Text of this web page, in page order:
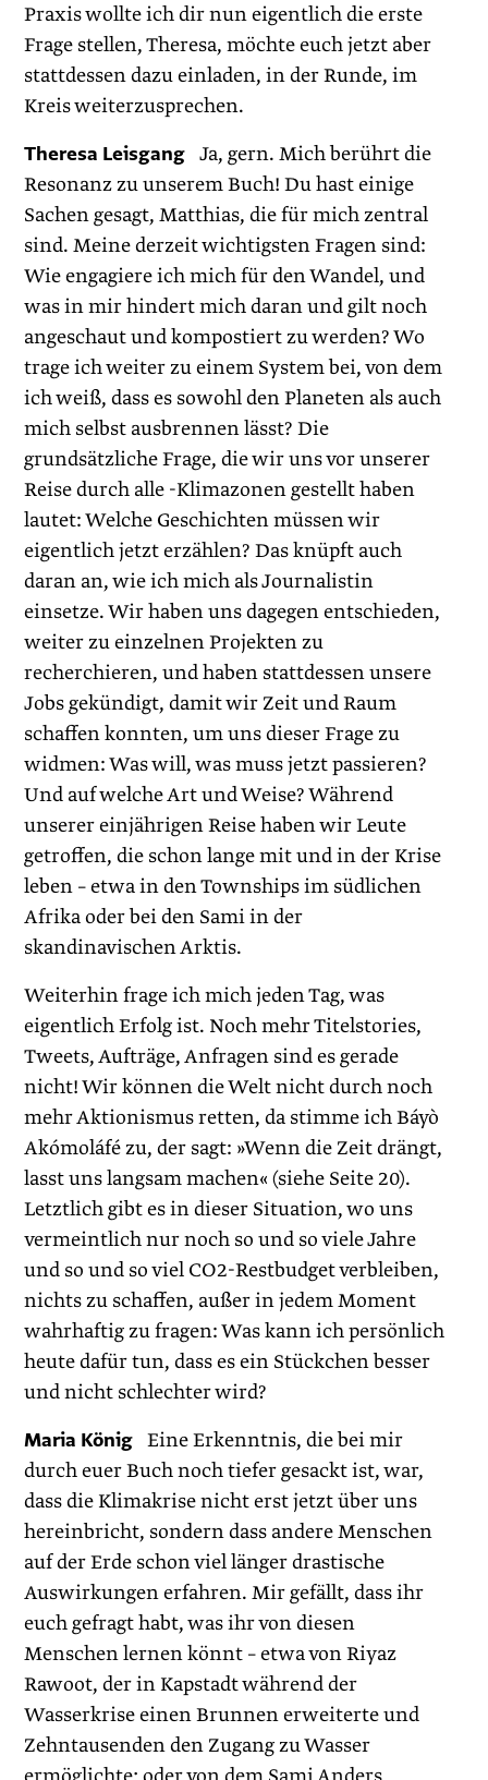
Praxis wollte ich dir nun eigentlich die erste
Frage stellen, Theresa, möchte euch jetzt aber
stattdessen dazu einladen, in der Runde, im
Kreis weiterzusprechen.
Theresa Leisgang Ja, gern. Mich berührt die
Resonanz zu unserem Buch! Du hast einige
Sachen gesagt, Matthias, die für mich zentral
sind. Meine derzeit wichtigsten Fragen sind:
Wie engagiere ich mich für den Wandel, und
was in mir hindert mich daran und gilt noch
angeschaut und kompostiert zu werden? Wo
trage ich weiter zu einem System bei, von dem
ich weiß, dass es sowohl den Planeten als auch
mich selbst ausbrennen lässt? Die
grundsätzliche Frage, die wir uns vor unserer
Reise durch alle -Klimazonen gestellt haben
lautet: Welche Geschichten müssen wir
eigentlich jetzt erzählen? Das knüpft auch
daran an, wie ich mich als Journalistin
einsetze. Wir haben uns dagegen entschieden,
weiter zu einzelnen Projekten zu
recherchieren, und haben stattdessen unsere
Jobs gekündigt, damit wir Zeit und Raum
schaffen konnten, um uns dieser Frage zu
widmen: Was will, was muss jetzt passieren?
Und auf welche Art und Weise? Während
unserer einjährigen Reise haben wir Leute
getroffen, die schon lange mit und in der Krise
leben – etwa in den Townships im südlichen
Afrika oder bei den Sami in der
skandinavischen Arktis.
Weiterhin frage ich mich jeden Tag, was
eigentlich Erfolg ist. Noch mehr Titelstories,
Tweets, Aufträge, Anfragen sind es gerade
nicht! Wir können die Welt nicht durch noch
mehr Aktionismus retten, da stimme ich Báyò
Akómoláfé zu, der sagt: »Wenn die Zeit drängt,
lasst uns langsam machen« (siehe Seite 20).
Letztlich gibt es in dieser Situation, wo uns
vermeintlich nur noch so und so viele Jahre
und so und so viel CO2-Restbudget verbleiben,
nichts zu schaffen, außer in jedem Moment
wahrhaftig zu fragen: Was kann ich persönlich
heute dafür tun, dass es ein Stückchen besser
und nicht schlechter wird?
Maria König Eine Erkenntnis, die bei mir
durch euer Buch noch tiefer gesackt ist, war,
dass die Klimakrise nicht erst jetzt über uns
hereinbricht, sondern dass andere Menschen
auf der Erde schon viel länger drastische
Auswirkungen erfahren. Mir gefällt, dass ihr
euch gefragt habt, was ihr von diesen
Menschen lernen könnt – etwa von Riyaz
Rawoot, der in Kapstadt während der
Wasserkrise einen Brunnen erweiterte und
Zehntausenden den Zugang zu Wasser